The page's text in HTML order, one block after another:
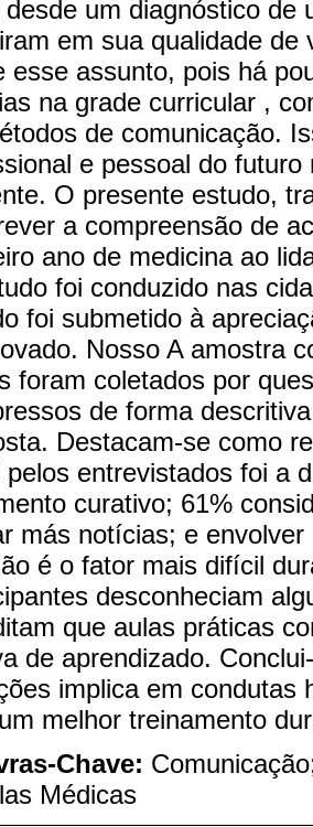
desde um diagnóstico de
em sua qualidade
esse assunto, pois há
na grade curricular ,
de comunicação.
e pessoal do
O presente estudo,
a compreensão de
ano de medicina ao
foi conduzido nas
foi submetido à
Nosso A amostra
foram coletados por
de forma
Destacam-se como
pelos entrevistados foi a
curativo; 61%
más notícias; e
é o fator mais difícil
desconheciam
que aulas práticas
de aprendizado.
implica em condutas
melhor treinamento
Chave:
Médicas